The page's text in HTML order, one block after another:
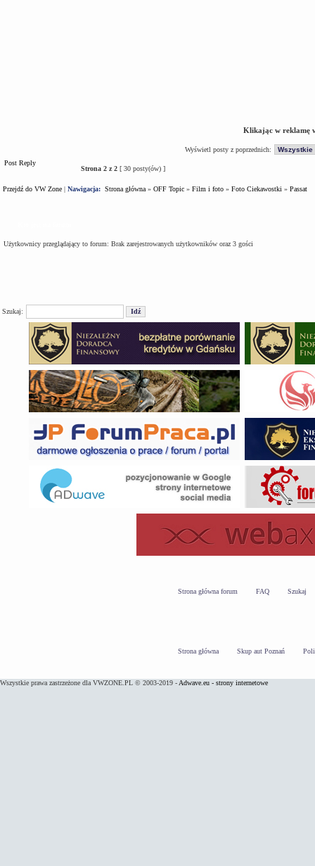
Klikając w reklamę
Wyświetl posty z poprzednich:
Post Reply
Strona 2 z2 [ 30 posty(ów) ]
Przejdź do VW Zone | Nawigacja: Strona główna » OFF Topic » Film i foto » Foto Ciekawostki » Passat
Użytkownicy przeglądający to forum: Brak zarejestrowanych użytkowników oraz 3 gości
Szukaj:
Strona główna forum FAQ Szukaj
Strona główna Skup aut Poznań
Wszystkie prawa zastrzeżone dla VWZONE.PL © 2003-2019 - Adwave.eu - strony internetowe